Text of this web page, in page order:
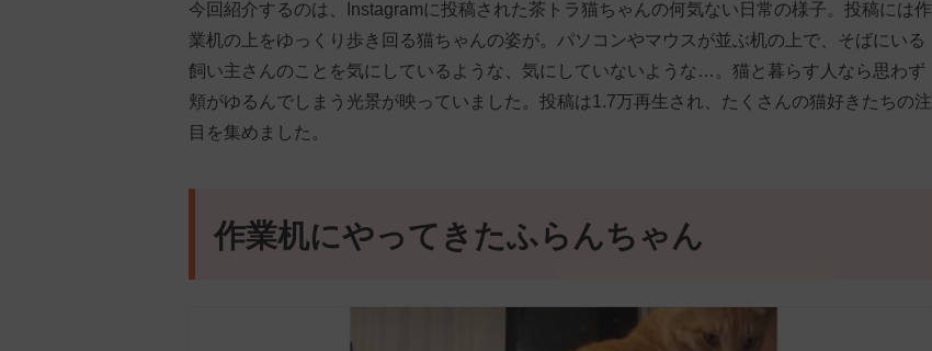
今回紹介するのは、Instagramに投稿された茶トラ猫ちゃんの何気ない日常の様子。投稿には作
業机の上をゆっくり歩き回る猫ちゃんの姿が。パソコンやマウスが並ぶ机の上で、そばにいる
飼い主さんのことを気にしているような、気にしていないような…。猫と暮らす人なら思わず
頬がゆるんでしまう光景が映っていました。投稿は1.7万再生され、たくさんの猫好きたちの注
目を集めました。
作業机にやってきたふらんちゃん